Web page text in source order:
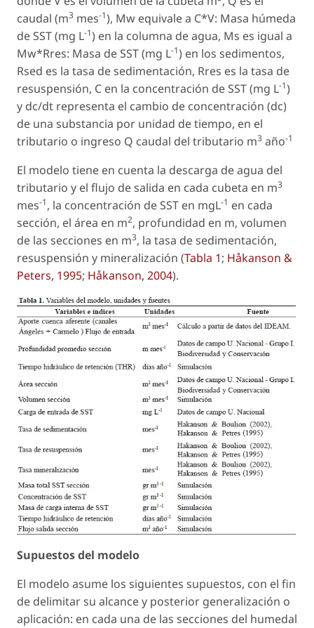
caudal (m3 mes-1), Mw equivale a C*V: Masa húmeda
de SST (mg L-1) en la columna de agua, Ms es igual a
Mw*Rres: Masa de SST (mg L-1) en los sedimentos,
Rsed es la tasa de sedimentación, Rres es la tasa de
resuspensión, C en la concentración de SST (mg L-1)
y dc/dt representa el cambio de concentración (dc)
de una substancia por unidad de tiempo, en el
tributario o ingreso Q caudal del tributario m3 año-1
El modelo tiene en cuenta la descarga de agua del
tributario y el flujo de salida en cada cubeta en m3
mes-1, la concentración de SST en mgL-1 en cada
sección, el área en m2, profundidad en m, volumen
de las secciones en m3, la tasa de sedimentación,
resuspensión y mineralización (Tabla 1; Håkanson &
Peters, 1995; Håkanson, 2004).
Supuestos del modelo
El modelo asume los siguientes supuestos, con el fin
de delimitar su alcance y posterior generalización o
aplicación: en cada una de las secciones del humedal